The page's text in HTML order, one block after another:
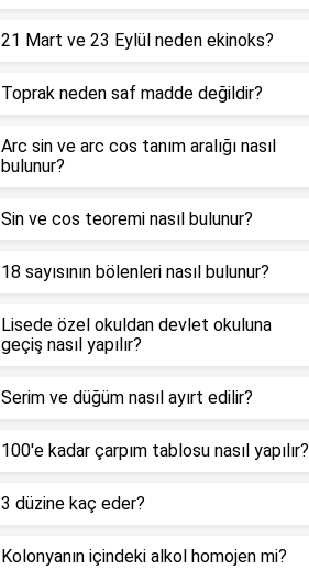
21 Mart ve 23 Eylül neden ekinoks?
Toprak neden saf madde değildir?
Arc sin ve arc cos tanım aralığı nasıl
bulunur?
Sin ve cos teoremi nasıl bulunur?
18 sayısının bölenleri nasıl bulunur?
Lisede özel okuldan devlet okuluna
geçiş nasıl yapılır?
Serim ve düğüm nasıl ayırt edilir?
100'e kadar çarpım tablosu nasıl yapılır?
3 düzine kaç eder?
Kolonyanın içindeki alkol homojen mi?